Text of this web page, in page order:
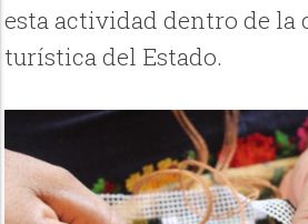
esta actividad dentro de la
turística del Estado.